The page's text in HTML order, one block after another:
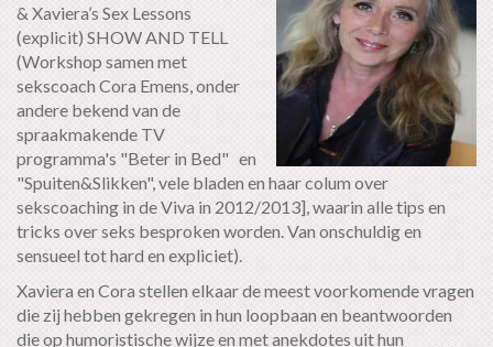
& Xaviera’s Sex Lessons
(explicit) SHOW AND TELL
(Workshop samen met
sekscoach Cora Emens, onder
andere bekend van de
spraakmakende TV
programma's "Beter in Bed" en
"Spuiten&Slikken", vele bladen en haar colum over
sekscoaching in de Viva in 2012/2013], waarin alle tips en
tricks over seks besproken worden. Van onschuldig en
sensueel tot hard en expliciet).
Xaviera en Cora stellen elkaar de meest voorkomende vragen
die zij hebben gekregen in hun loopbaan en beantwoorden
die op humoristische wijze en met anekdotes uit hun